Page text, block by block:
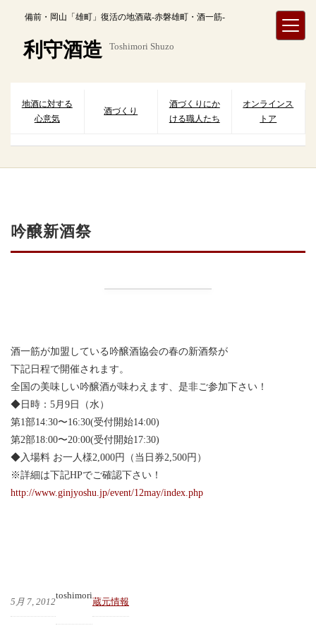
備前・岡山「雄町」復活の地酒蔵-赤磐雄町・酒一筋-
利守酒造 Toshimori Shuzo
地酒に対する
心意気
酒づくり
酒づくりにか
ける職人たち
オンラインス
トア
吟醸新酒祭
酒一筋が加盟している吟醸酒協会の春の新酒祭が
下記日程で開催されます。
全国の美味しい吟醸酒が味わえます、是非ご参加下さい！
◆日時：5月9日（水）
第1部14:30〜16:30(受付開始14:00)
第2部18:00〜20:00(受付開始17:30)
◆入場料 お一人様2,000円（当日券2,500円）
※詳細は下記HPでご確認下さい！
http://www.ginjyoshu.jp/event/12may/index.php
5月 7, 2012
toshimori
蔵元情報